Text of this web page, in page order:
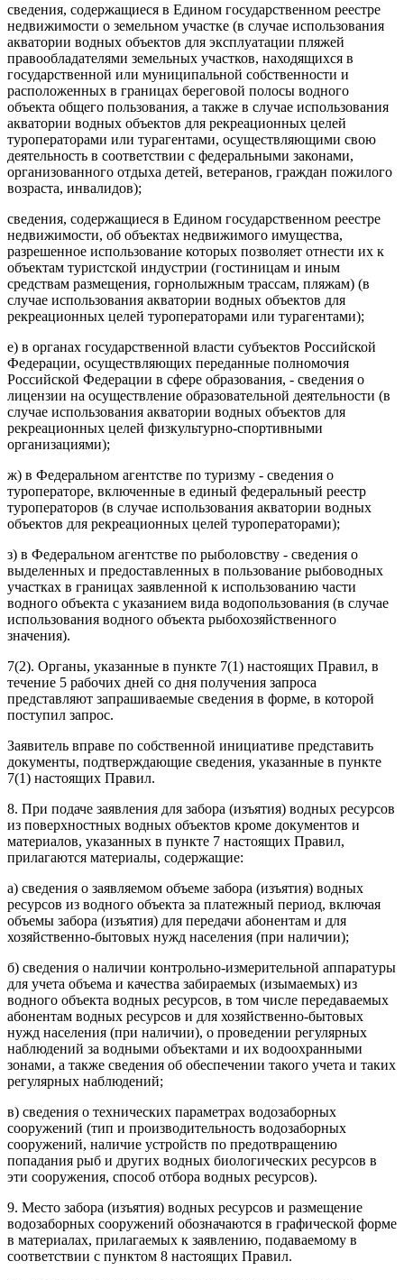
сведения, содержащиеся в Едином государственном реестре
недвижимости о земельном участке (в случае использования
акватории водных объектов для эксплуатации пляжей
правообладателями земельных участков, находящихся в
государственной или муниципальной собственности и
расположенных в границах береговой полосы водного
объекта общего пользования, а также в случае использования
акватории водных объектов для рекреационных целей
туроператорами или турагентами, осуществляющими свою
деятельность в соответствии с федеральными законами,
организованного отдыха детей, ветеранов, граждан пожилого
возраста, инвалидов);
сведения, содержащиеся в Едином государственном реестре
недвижимости, об объектах недвижимого имущества,
разрешенное использование которых позволяет отнести их к
объектам туристской индустрии (гостиницам и иным
средствам размещения, горнолыжным трассам, пляжам) (в
случае использования акватории водных объектов для
рекреационных целей туроператорами или турагентами);
е) в органах государственной власти субъектов Российской
Федерации, осуществляющих переданные полномочия
Российской Федерации в сфере образования, - сведения о
лицензии на осуществление образовательной деятельности (в
случае использования акватории водных объектов для
рекреационных целей физкультурно-спортивными
организациями);
ж) в Федеральном агентстве по туризму - сведения о
туроператоре, включенные в единый федеральный реестр
туроператоров (в случае использования акватории водных
объектов для рекреационных целей туроператорами);
з) в Федеральном агентстве по рыболовству - сведения о
выделенных и предоставленных в пользование рыбоводных
участках в границах заявленной к использованию части
водного объекта с указанием вида водопользования (в случае
использования водного объекта рыбохозяйственного
значения).
7(2). Органы, указанные в пункте 7(1) настоящих Правил, в
течение 5 рабочих дней со дня получения запроса
представляют запрашиваемые сведения в форме, в которой
поступил запрос.
Заявитель вправе по собственной инициативе представить
документы, подтверждающие сведения, указанные в пункте
7(1) настоящих Правил.
8. При подаче заявления для забора (изъятия) водных ресурсов
из поверхностных водных объектов кроме документов и
материалов, указанных в пункте 7 настоящих Правил,
прилагаются материалы, содержащие:
а) сведения о заявляемом объеме забора (изъятия) водных
ресурсов из водного объекта за платежный период, включая
объемы забора (изъятия) для передачи абонентам и для
хозяйственно-бытовых нужд населения (при наличии);
б) сведения о наличии контрольно-измерительной аппаратуры
для учета объема и качества забираемых (изымаемых) из
водного объекта водных ресурсов, в том числе передаваемых
абонентам водных ресурсов и для хозяйственно-бытовых
нужд населения (при наличии), о проведении регулярных
наблюдений за водными объектами и их водоохранными
зонами, а также сведения об обеспечении такого учета и таких
регулярных наблюдений;
в) сведения о технических параметрах водозаборных
сооружений (тип и производительность водозаборных
сооружений, наличие устройств по предотвращению
попадания рыб и других водных биологических ресурсов в
эти сооружения, способ отбора водных ресурсов).
9. Место забора (изъятия) водных ресурсов и размещение
водозаборных сооружений обозначаются в графической форме
в материалах, прилагаемых к заявлению, подаваемому в
соответствии с пунктом 8 настоящих Правил.